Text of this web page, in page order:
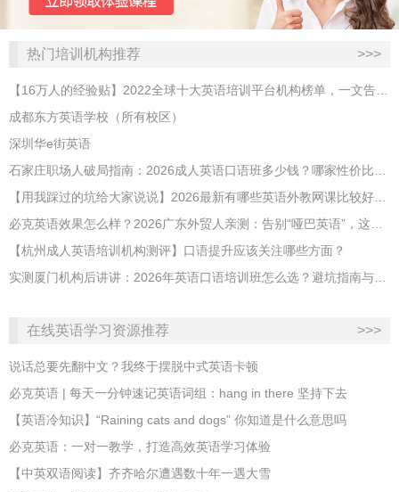
热门培训机构推荐 >>>
【16万人的经验贴】2022全球十大英语培训平台机构榜单，一文告诉你
成都东方英语学校（所有校区）
深圳华e街英语
石家庄职场人破局指南：2026成人英语口语班多少钱？哪家性价比高？
【用我踩过的坑给大家说说】2026最新有哪些英语外教网课比较好？哪家性价比高？
必克英语效果怎么样？2026广东外贸人亲测：告别“哑巴英语”，这才是成年人最高效的自救指南！
【杭州成人英语培训机构测评】口语提升应该关注哪些方面？
实测厦门机构后讲讲：2026年英语口语培训班怎么选？避坑指南与高效学习新范式
在线英语学习资源推荐 >>>
说话总要先翻中文？我终于摆脱中式英语卡顿
必克英语 | 每天一分钟速记英语词组：hang in there 坚持下去
​【英语冷知识】“Raining cats and dogs” 你知道是什么意思吗
必克英语：一对一教学，打造高效英语学习体验
【中英双语阅读】齐齐哈尔遭遇数十年一遇大雪